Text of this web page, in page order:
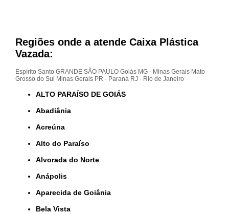
Regiões onde a atende Caixa Plástica
Vazada:
Espírito Santo GRANDE SÃO PAULO Goiás MG - Minas Gerais Mato
Grosso do Sul
Minas Gerais PR - Paraná RJ - Rio de Janeiro
ALTO PARAÍSO DE GOIÁS
Abadiânia
Acreúna
Alto do Paraíso
Alvorada do Norte
Anápolis
Aparecida de Goiânia
Bela Vista